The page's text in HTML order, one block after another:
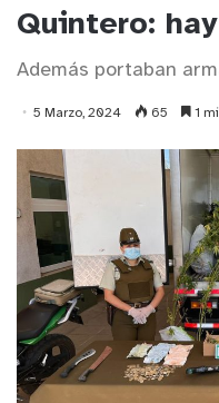
Quintero:
Además portaban
5 Marzo, 2024 65 1